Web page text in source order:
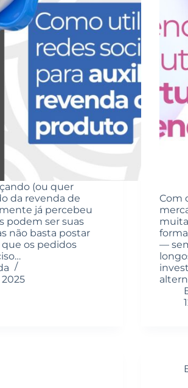
(ou quer
da revenda de
já percebeu
podem ser suas
não basta postar
os pedidos
Com
—